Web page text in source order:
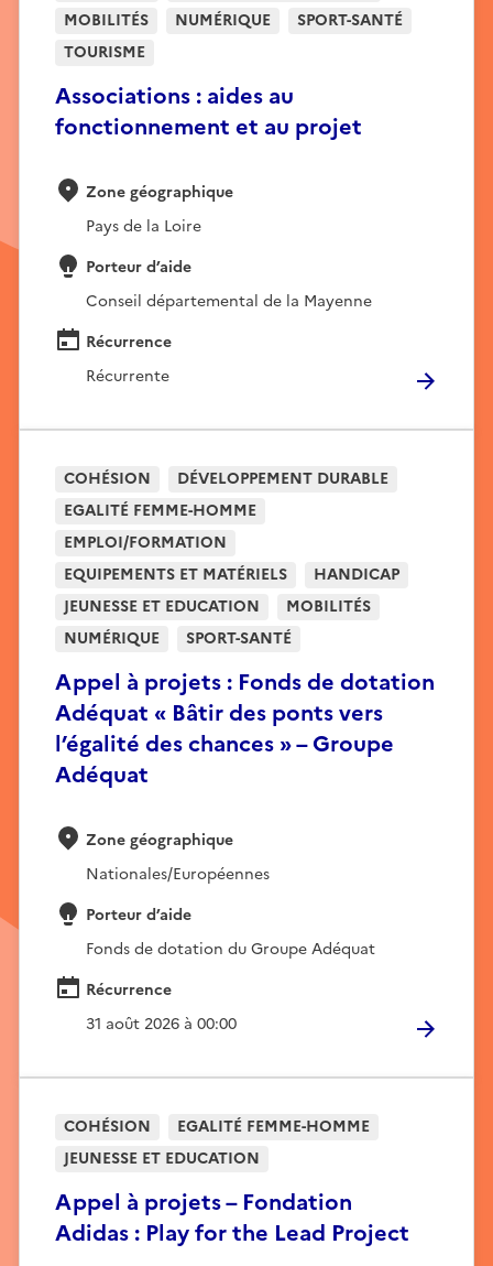
Associations : aides au
fonctionnement et au projet
MOBILITÉS
NUMÉRIQUE
SPORT-SANTÉ
TOURISME
Zone géographique
Pays de la Loire
Porteur d’aide
Conseil départemental de la Mayenne
Récurrence
Récurrente
Appel à projets : Fonds de dotation
Adéquat « Bâtir des ponts vers
l’égalité des chances » – Groupe
Adéquat
COHÉSION
DÉVELOPPEMENT DURABLE
EGALITÉ FEMME-HOMME
EMPLOI/FORMATION
EQUIPEMENTS ET MATÉRIELS
HANDICAP
JEUNESSE ET EDUCATION
MOBILITÉS
NUMÉRIQUE
SPORT-SANTÉ
Zone géographique
Nationales/Européennes
Porteur d’aide
Fonds de dotation du Groupe Adéquat
Récurrence
31 août 2026 à 00:00
Appel à projets – Fondation
Adidas : Play for the Lead Project
COHÉSION
EGALITÉ FEMME-HOMME
JEUNESSE ET EDUCATION